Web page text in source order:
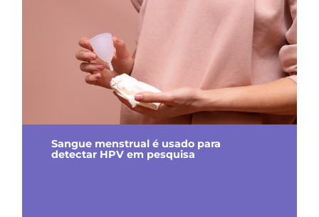
Sangue menstrual é usado para
detectar HPV em pesquisa